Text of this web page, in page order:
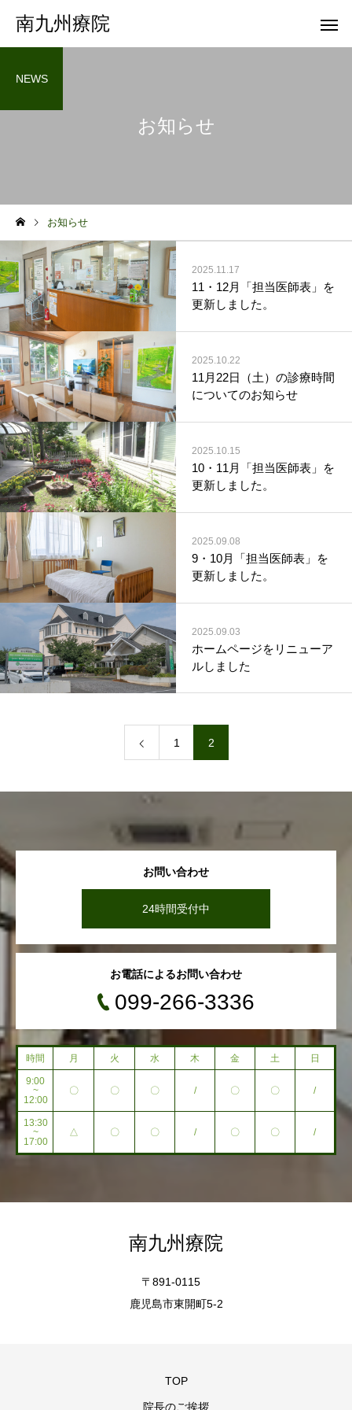
南九州療院
お知らせ
NEWS
お知らせ
2025.11.17
11・12月「担当医師表」を
更新しました。
2025.10.22
11月22日（土）の診療時間
についてのお知らせ
2025.10.15
10・11月「担当医師表」を
更新しました。
2025.09.08
9・10月「担当医師表」を
更新しました。
2025.09.03
ホームページをリニューア
ルしました
1 2
お問い合わせ
24時間受付中
お電話によるお問い合わせ
099-266-3336
時間 月 火 水 木 金 土 日
9:00
~
12:00
〇 〇 〇 / 〇 〇 /
13:30
~
17:00
△ 〇 〇 / 〇 〇 /
南九州療院
〒891-0115
鹿児島市東開町5-2
TOP
院長のご挨拶